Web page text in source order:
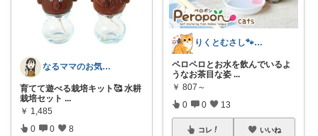
なるママのお気に入りROOM🌙✴︎.°
育てて遊べる栽培キット🥰 水耕
栽培セット ...
￥ 1,485
0 0 8
りくとむさし🐾気になる雑貨を紹介🐈️
ペロペロとお水を飲んでいるよ
うなお茶目な姿 ...
￥ 807～
0 0 13
コレ いいね